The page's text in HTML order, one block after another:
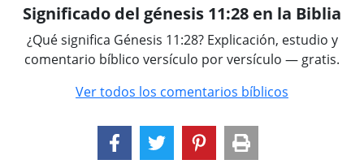
Significado del génesis 11:28 en la Biblia
¿Qué significa Génesis 11:28? Explicación, estudio y
comentario bíblico versículo por versículo — gratis.
Ver todos los comentarios bíblicos